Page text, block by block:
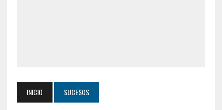
INICIO SUCESOS